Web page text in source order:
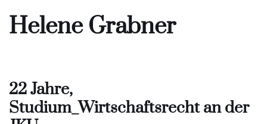
Helene Grabner
22 Jahre,
Studium_Wirtschaftsrecht an der